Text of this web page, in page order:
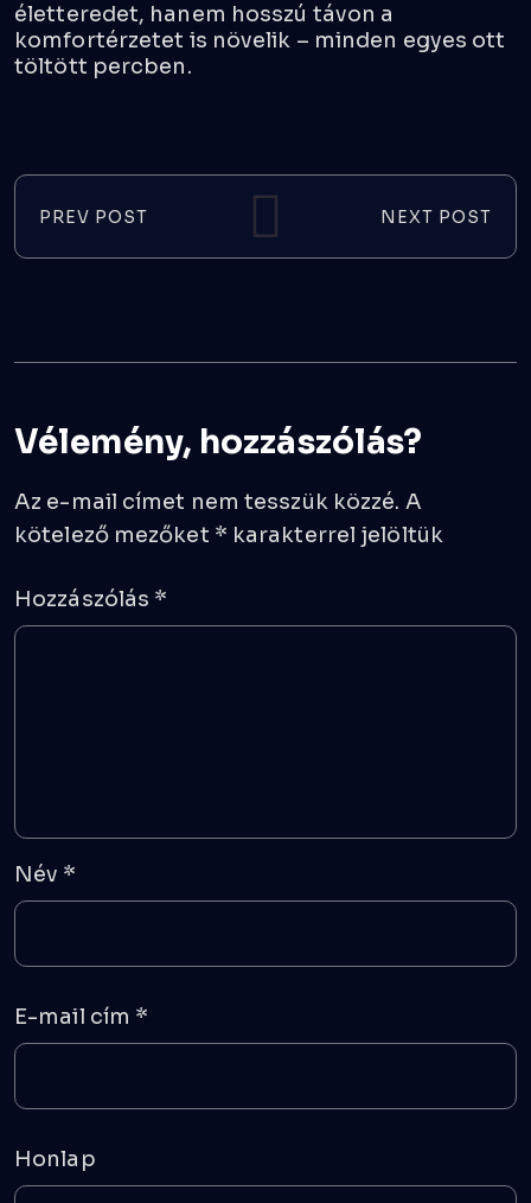
életteredet, hanem hosszú távon a
komfortérzetet is növelik – minden egyes ott
töltött percben.
PREV POST NEXT POST
Vélemény, hozzászólás?
Az e-mail címet nem tesszük közzé. A
kötelező mezőket * karakterrel jelöltük
Hozzászólás *
Név *
E-mail cím *
Honlap